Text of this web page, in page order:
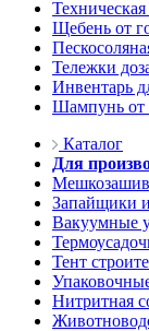
Техническая
Щебень от
Тележки
Инвентарь
Шампунь от
Каталог
Для
Запайщики
Вакуумные
Тент
Нитритная